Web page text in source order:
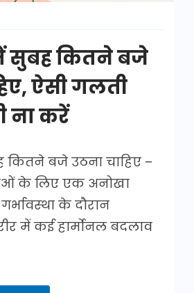
सुबह कितने बजे
ऐसी गलती
ना करें
कितने बजे उठना चाहिए –
के लिए एक अनोखा
के दौरान
में कई हार्मोनल बदलाव